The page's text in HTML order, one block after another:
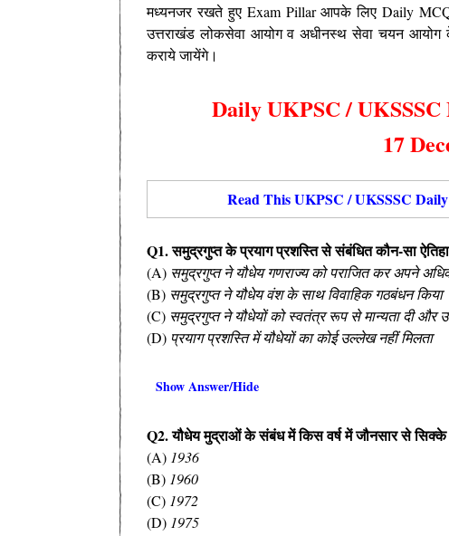
मध्यनजर रखते हुए Exam Pillar आपके लिए Daily
उत्तराखंड लोकसेवा आयोग व अधीनस्थ सेवा चयन आयोग
कराये जायेंगे।
Daily UKPSC /
17
Read This UKPSC / UKSSSC
Q1. समुद्रगुप्त के प्रयाग प्रशस्ति से संबंधित कौन-सा
(A) समुद्रगुप्त ने यौधेय गणराज्य को पराजित कर अपने
(B) समुद्रगुप्त ने यौधेय वंश के साथ विवाहिक गठबंधन किया
(C) समुद्रगुप्त ने यौधेयों को स्वतंत्र रूप से मान्यता दी और
(D) प्रयाग प्रशस्ति में यौधेयों का कोई उल्लेख नहीं मिलता
Show Answer/Hide
Q2. यौधेय मुद्राओं के संबंध में किस वर्ष में जौनसार से सिक्के
(A) 1936
(B) 1960
(C) 1972
(D) 1975